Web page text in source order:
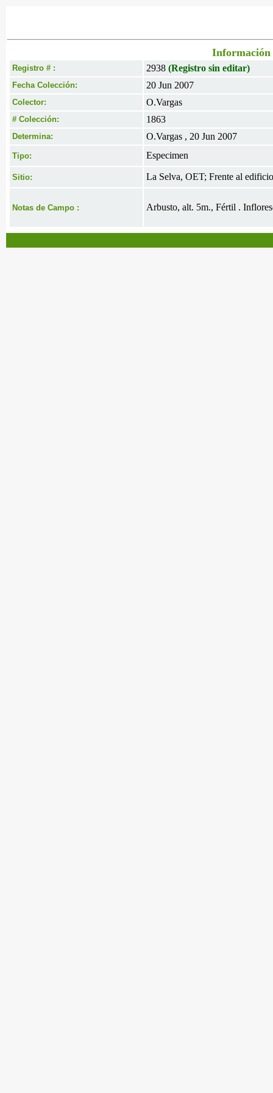
Información
Registro # : 2938 (Registro sin editar)
Fecha Colección: 20 Jun 2007
Colector: O.Vargas
# Colección: 1863
Determina: O.Vargas , 20 Jun 2007
Tipo: Especimen
Sitio: La Selva, OET; Frente al
Notas de Campo : Arbusto, alt. 5m., Fértil .